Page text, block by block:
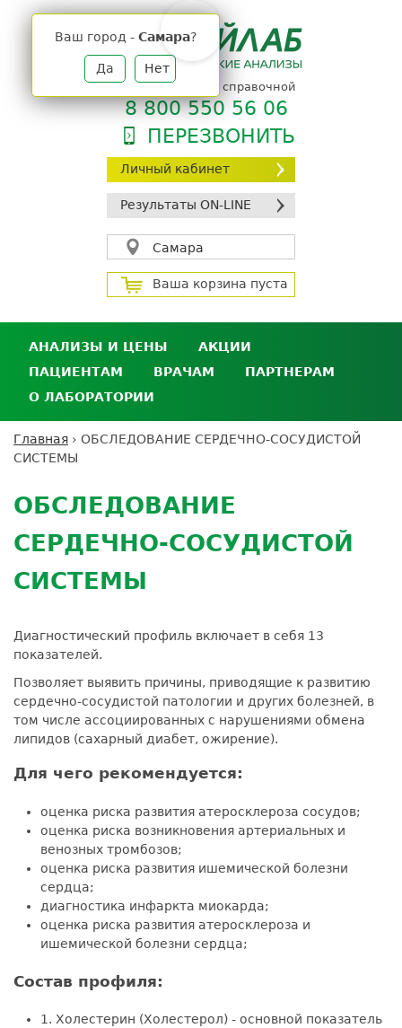
Личный кабинет
Результаты ON-LINE
Самара
Ваш город - Самара?
Да Нет
Ваша корзина пуста
телефон единой справочной
8 800 550 56 06
ПЕРЕЗВОНИТЬ
АНАЛИЗЫ И ЦЕНЫ
Анализы и цены
Где сдать анализы
Выезд на дом
Подготовка к анализам
Расшифровка анализов
АКЦИИ
ПАЦИЕНТАМ
Личный кабинет пациента
Дисконтная программа
ДМС
Усиление профилактических мер для
безопасности пациентов
ВРАЧАМ
Сотрудничество
ПАРТНЕРАМ
кабинет
партнёра
О ЛАБОРАТОРИИ
Контроль качества
Документы
Вы
Главная › ОБСЛЕДОВАНИЕ СЕРДЕЧНО-СОСУДИСТОЙ
СИСТЕМЫ
to
top
ОБСЛЕДОВАНИЕ
СЕРДЕЧНО-СОСУДИСТОЙ
СИСТЕМЫ
Диагностический профиль включает в себя 13
показателей.
Позволяет выявить причины, приводящие к развитию
сердечно-сосудистой патологии и других болезней, в
том числе ассоциированных с нарушениями обмена
липидов (сахарный диабет, ожирение).
Для чего рекомендуется:
оценка риска развития атеросклероза сосудов;
оценка риска возникновения артериальных и
венозных тромбозов;
оценка риска развития ишемической болезни
сердца;
диагностика инфаркта миокарда;
оценка риска развития атеросклероза и
ишемической болезни сердца;
Состав профиля:
1. Холестерин (Холестерол) - основной показатель